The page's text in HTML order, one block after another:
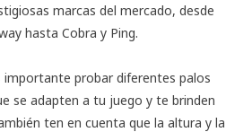
marcas del mercado, desde
hasta Cobra y Ping.
importante probar diferentes palos
se adapten a tu juego y te brinden
ten en cuenta que la altura y la